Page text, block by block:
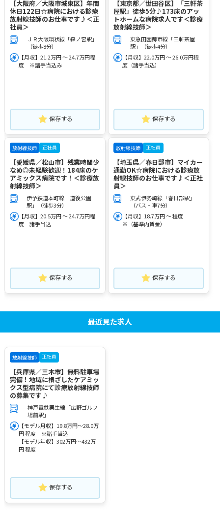
【大阪府／大阪市城東区】年間
休日122日☆病院における診療
放射線技師のお仕事です♪＜正
社員＞
ＪＲ大阪環状線「森ノ宮駅」
（徒歩8分）
【月収】21.2万円 ～ 24.7万円程
度 ※諸手当込み
保存する
【東京都／世田谷区】「三軒茶
屋駅」徒歩5分♪173床のアッ
トホームな病院求人です＜診療
放射線技師＞
東急田園都市線「三軒茶屋
駅」（徒歩4分）
【月収】22.0万円 ～ 26.0万円程
度（諸手当込）
保存する
放射線技師 正社員
【愛媛県／松山市】残業時間少
なめ◎未経験歓迎！184床のケ
アミックス病院です！＜診療放
射線技師＞
伊予鉄道本町線「道後公園
駅」（徒歩3分）
【月収】20.5万円 ～ 24.7万円程
度 諸手当込
保存する
放射線技師 正社員
【埼玉県／春日部市】マイカー
通勤OK☆病院における診療放
射線技師のお仕事です♪＜正社
員＞
東武伊勢崎線「春日部駅」
（バス・車7分）
【月収】18.7万円 ～ 程度
※（基準内賃金）
保存する
最近見た求人
放射線技師 正社員
【兵庫県／三木市】無料駐車場
完備！地域に根ざしたケアミッ
クス型病院にて診療放射線技師
の募集です♪
神戸電鉄粟生線「広野ゴルフ
場前駅」
【モデル月収】19.8万円～28.0万
円 程度 ※諸手当込
【モデル年収】302万円～432万
円 程度
保存する